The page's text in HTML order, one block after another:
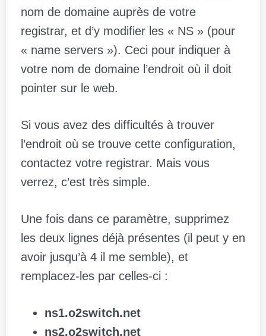
nom de domaine auprès de votre
registrar, et d’y modifier les « NS » (pour
« name servers »). Ceci pour indiquer à
votre nom de domaine l’endroit où il doit
pointer sur le web.
Si vous avez des difficultés à trouver
l’endroit où se trouve cette configuration,
contactez votre registrar. Mais vous
verrez, c’est très simple.
Une fois dans ce paramètre, supprimez
les deux lignes déjà présentes (il peut y en
avoir jusqu’à 4 il me semble), et
remplacez-les par celles-ci :
ns1.o2switch.net
ns2.o2switch.net